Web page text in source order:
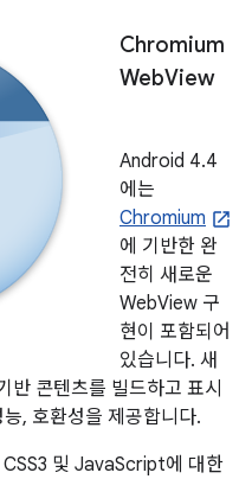
Chromium
WebView
Android 4.4
에는
Chromium
에 기반한 완
전히 새로운
WebView 구
현이 포함되어
있습니다. 새
콘텐츠를 빌드하고 표시
, 호환성을 제공합니다.
및 JavaScript에 대한